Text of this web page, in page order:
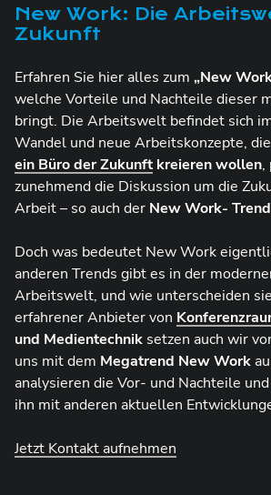
New Work: Die
Zukunft
Erfahren Sie hier alles zum „New
welche Vorteile und Nachteile dieser
bringt. Die Arbeitswelt befindet sich
Wandel und neue Arbeitskonzepte, die
ein Büro der Zukunft kreieren wollen,
zunehmend die Diskussion um die
Arbeit – so auch der New Work-
Doch was bedeutet New Work
anderen Trends gibt es in der
Arbeitswelt, und wie unterscheiden
erfahrener Anbieter von
und Medientechnik setzen auch wir
uns mit dem Megatrend New Work
analysieren die Vor- und Nachteile
ihn mit anderen aktuellen
Jetzt Kontakt aufnehmen